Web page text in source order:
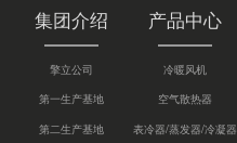
集团介绍
擎立公司
第一生产基地
第二生产基地
产品中心
冷暖风机
空气散热器
表冷器/蒸发器/冷凝器